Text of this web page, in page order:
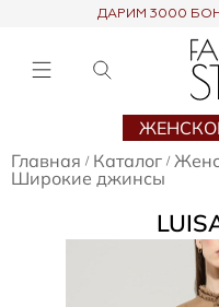
ДАРИМ 3000
Главная / Каталог /
Широкие джинсы